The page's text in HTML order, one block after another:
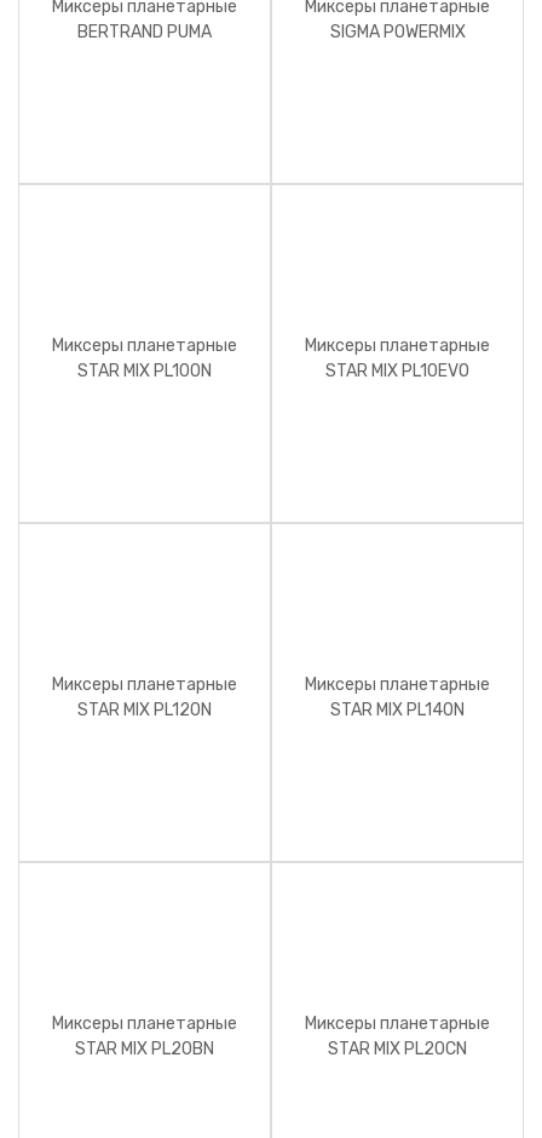
Миксеры планетарные
BERTRAND PUMA
Миксеры планетарные
SIGMA POWERMIX
Миксеры планетарные
STAR MIX PL100N
Миксеры планетарные
STAR MIX PL10EVO
Миксеры планетарные
STAR MIX PL120N
Миксеры планетарные
STAR MIX PL140N
Миксеры планетарные
STAR MIX PL20BN
Миксеры планетарные
STAR MIX PL20CN